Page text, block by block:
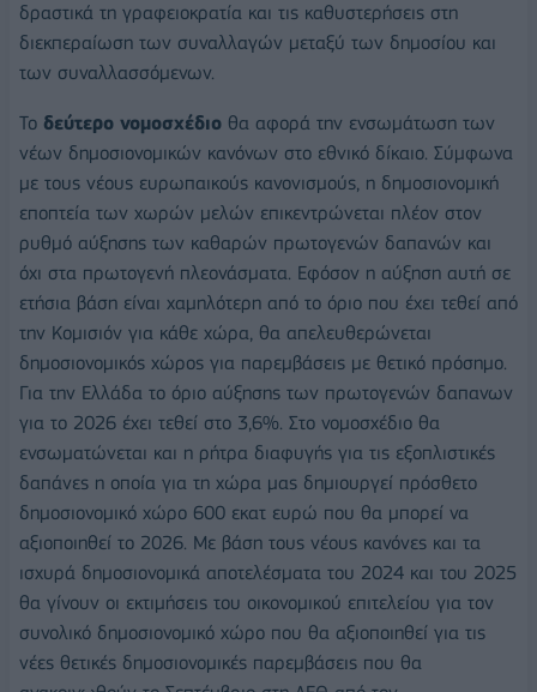
δραστικά τη γραφειοκρατία και τις καθυστερήσεις στη
διεκπεραίωση των συναλλαγών μεταξύ των δημοσίου και
των συναλλασσόμενων.
Το δεύτερο νομοσχέδιο θα αφορά την ενσωμάτωση των
νέων δημοσιονομικών κανόνων στο εθνικό δίκαιο. Σύμφωνα
με τους νέους ευρωπαικούς κανονισμούς, η δημοσιονομική
εποπτεία των χωρών μελών επικεντρώνεται πλέον στον
ρυθμό αύξησης των καθαρών πρωτογενών δαπανών και
όχι στα πρωτογενή πλεονάσματα. Εφόσον η αύξηση αυτή σε
ετήσια βάση είναι χαμηλότερη από το όριο που έχει τεθεί από
την Κομισιόν για κάθε χώρα, θα απελευθερώνεται
δημοσιονομικός χώρος για παρεμβάσεις με θετικό πρόσημο.
Για την Ελλάδα το όριο αύξησης των πρωτογενών δαπανων
για το 2026 έχει τεθεί στο 3,6%. Στο νομοσχέδιο θα
ενσωματώνεται και η ρήτρα διαφυγής για τις εξοπλιστικές
δαπάνες η οποία για τη χώρα μας δημιουργεί πρόσθετο
δημοσιονομικό χώρο 600 εκατ ευρώ που θα μπορεί να
αξιοποιηθεί το 2026. Με βάση τους νέους κανόνες και τα
ισχυρά δημοσιονομικά αποτελέσματα του 2024 και του 2025
θα γίνουν οι εκτιμήσεις του οικονομικού επιτελείου για τον
συνολικό δημοσιονομικό χώρο που θα αξιοποιηθεί για τις
νέες θετικές δημοσιονομικές παρεμβάσεις που θα